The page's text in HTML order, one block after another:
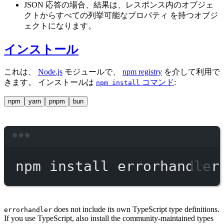
JSON 応答の場合、結果は、レスポンス内のオブジェ
クトからすべての列挙可能なプロパティ を持つオブジ
ェクトになります。
インストール
これは、 Node.js モジュールで、 npm registry を介して利用で
きます。 インストールは npm install コマンド:
npm yarn pnpm bun
npm install errorhandler
errorhandler does not include its own TypeScript type definitions.
If you use TypeScript, also install the community-maintained types